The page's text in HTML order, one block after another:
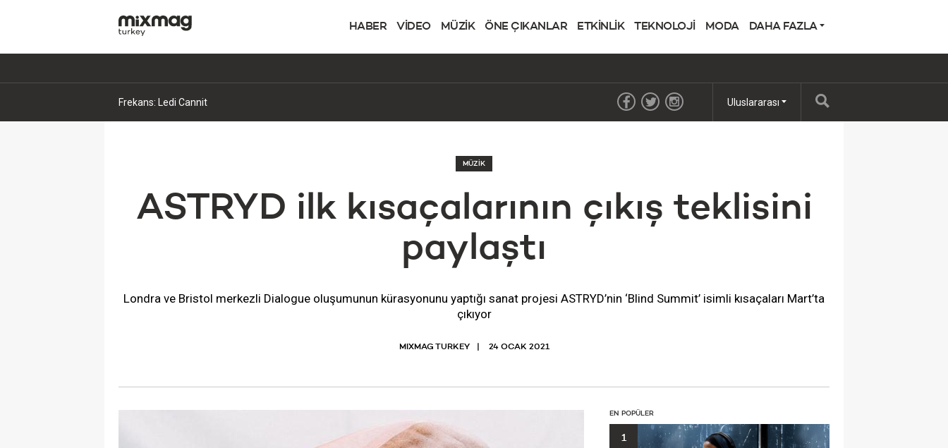
HABER VİDEO MÜZİK ÖNE ÇIKANLAR ETKİNLİK TEKNOLOJİ MODA DAHA FAZLA
Kavinsky Paris'teki evinde hayatını kaybetti Uluslararası
MÜZİK
ASTRYD ilk kısaçalarının çıkış teklisini
paylaştı
Londra ve Bristol merkezli Dialogue oluşumunun kürasyonunu yaptığı sanat projesi ASTRYD’nin ‘Blind Summit’ isimli kısaçaları Mart’ta
çıkıyor
MIXMAG TURKEY 24 OCAK 2021
EN POPÜLER
1